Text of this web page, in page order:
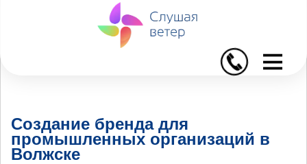
I
Создание бренда для
промышленных организаций в
Волжске